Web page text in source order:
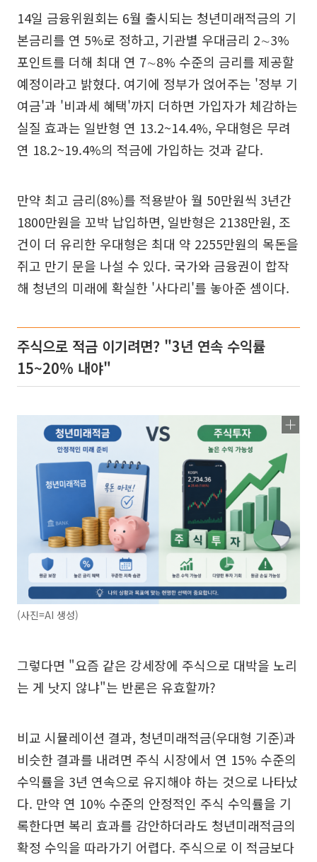
14일 금융위원회는 6월 출시되는 청년미래적금의 기
본금리를 연 5%로 정하고, 기관별 우대금리 2∼3%
포인트를 더해 최대 연 7∼8% 수준의 금리를 제공할
예정이라고 밝혔다. 여기에 정부가 얹어주는 '정부 기
여금'과 '비과세 혜택'까지 더하면 가입자가 체감하는
실질 효과는 일반형 연 13.2~14.4%, 우대형은 무려
연 18.2~19.4%의 적금에 가입하는 것과 같다.
만약 최고 금리(8%)를 적용받아 월 50만원씩 3년간
1800만원을 꼬박 납입하면, 일반형은 2138만원, 조
건이 더 유리한 우대형은 최대 약 2255만원의 목돈을
쥐고 만기 문을 나설 수 있다. 국가와 금융권이 합작
해 청년의 미래에 확실한 '사다리'를 놓아준 셈이다.
주식으로 적금 이기려면? "3년 연속 수익률
15~20% 내야"
(사진=AI 생성)
그렇다면 "요즘 같은 강세장에 주식으로 대박을 노리
는 게 낫지 않냐"는 반론은 유효할까?
비교 시뮬레이션 결과, 청년미래적금(우대형 기준)과
비슷한 결과를 내려면 주식 시장에서 연 15% 수준의
수익률을 3년 연속으로 유지해야 하는 것으로 나타났
다. 만약 연 10% 수준의 안정적인 주식 수익률을 기
록한다면 복리 효과를 감안하더라도 청년미래적금의
확정 수익을 따라가기 어렵다. 주식으로 이 적금보다